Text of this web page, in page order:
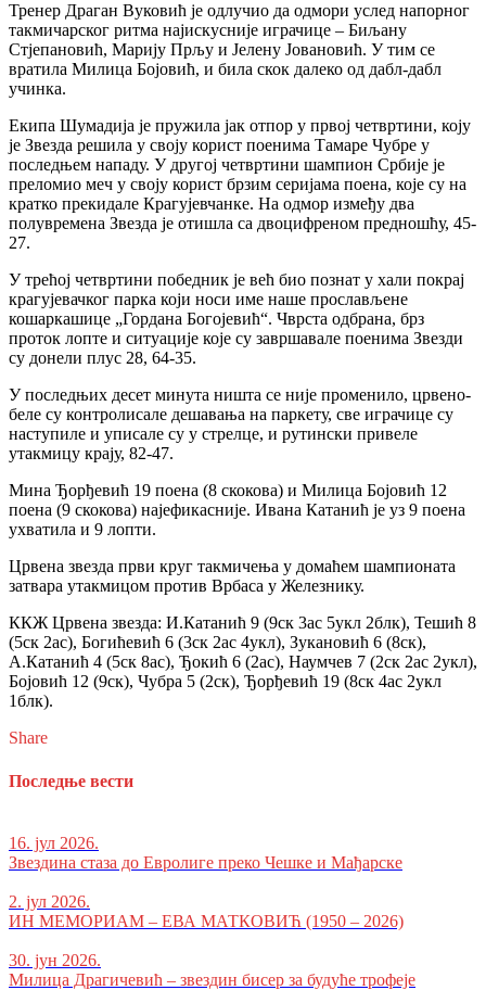
Тренер Драган Вуковић је одлучио да одмори услед напорног
такмичарског ритма најискусније играчице – Биљану
Стјепановић, Марију Прљу и Јелену Јовановић. У тим се
вратила Милица Бојовић, и била скок далеко од дабл-дабл
учинка.
Екипа Шумадија је пружила јак отпор у првој четвртини, коју
је Звезда решила у своју корист поенима Тамаре Чубре у
последњем нападу. У другој четвртини шампион Србије је
преломио меч у своју корист брзим серијама поена, које су на
кратко прекидале Крагујевчанке. На одмор између два
полувремена Звезда је отишла са двоцифреном предношћу, 45-
27.
У трећој четвртини победник је већ био познат у хали покрај
крагујевачког парка који носи име наше прослављене
кошаркашице „Гордана Богојевић“. Чврста одбрана, брз
проток лопте и ситуације које су завршавале поенима Звезди
су донели плус 28, 64-35.
У последњих десет минута ништа се није променило, црвено-
беле су контролисале дешавања на паркету, све играчице су
наступиле и уписале су у стрелце, и рутински привеле
утакмицу крају, 82-47.
Мина Ђорђевић 19 поена (8 скокова) и Милица Бојовић 12
поена (9 скокова) најефикасније. Ивана Катанић је уз 9 поена
ухватила и 9 лопти.
Црвена звезда први круг такмичења у домаћем шампионата
затвара утакмицом против Врбаса у Железнику.
ККЖ Црвена звезда: И.Катанић 9 (9ск 3ас 5укл 2блк), Тешић 8
(5ск 2ас), Богићевић 6 (3ск 2ас 4укл), Зукановић 6 (8ск),
А.Катанић 4 (5ск 8ас), Ђокић 6 (2ас), Наумчев 7 (2ск 2ас 2укл),
Бојовић 12 (9ск), Чубра 5 (2ск), Ђорђевић 19 (8ск 4ас 2укл
1блк).
Share
Последње вести
16. јул 2026.
Звездина стаза до Евролиге преко Чешке и Мађарске
2. јул 2026.
ИН МЕМОРИАМ – ЕВА МАТКОВИЋ (1950 – 2026)
30. јун 2026.
Милица Драгичевић – звездин бисер за будуће трофеје